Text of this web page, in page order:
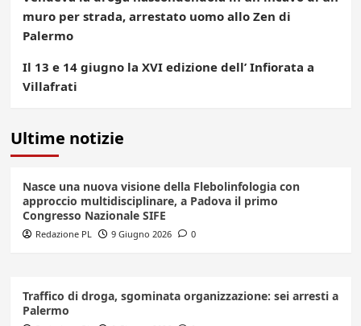
muro per strada, arrestato uomo allo Zen di
Palermo
Il 13 e 14 giugno la XVI edizione dell’ Infiorata a
Villafrati
Ultime notizie
Nasce una nuova visione della Flebolinfologia con
approccio multidisciplinare, a Padova il primo
Congresso Nazionale SIFE
Redazione PL 9 Giugno 2026 0
Traffico di droga, sgominata organizzazione: sei arresti a
Palermo